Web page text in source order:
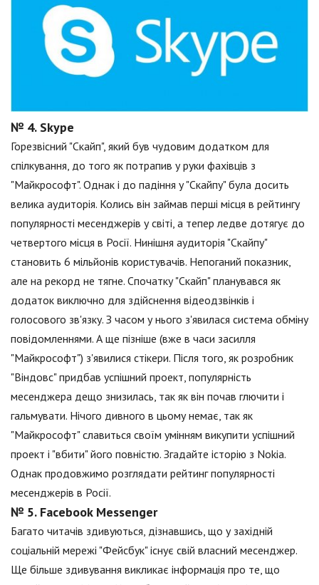
№ 4. Skype
Горезвісний "Скайп", який був чудовим додатком для
спілкування, до того як потрапив у руки фахівців з
"Майкрософт". Однак і до падіння у "Скайпу" була досить
велика аудиторія. Колись він займав перші місця в рейтингу
популярності месенджерів у світі, а тепер ледве дотягує до
четвертого місця в Росії. Нинішня аудиторія "Скайпу"
становить 6 мільйонів користувачів. Непоганий показник,
але на рекорд не тягне. Спочатку "Скайп" планувався як
додаток виключно для здійснення відеодзвінків і
голосового зв'язку. З часом у нього з'явилася система обміну
повідомленнями. А ще пізніше (вже в часи засилля
"Майкрософт") з'явилися стікери. Після того, як розробник
"Віндовс" придбав успішний проект, популярність
месенджера дещо знизилась, так як він почав глючити і
гальмувати. Нічого дивного в цьому немає, так як
"Майкрософт" славиться своїм умінням викупити успішний
проект і "вбити" його повністю. Згадайте історію з Nokia.
Однак продовжимо розглядати рейтинг популярності
месенджерів в Росії.
№ 5. Facebook Messenger
Багато читачів здивуються, дізнавшись, що у західній
соціальній мережі "Фейсбук" існує свій власний месенджер.
Ще більше здивування викликає інформація про те, що